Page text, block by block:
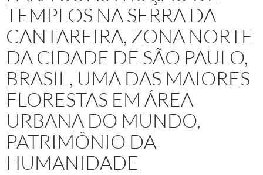
TEMPLOS NA SERRA DA
CANTAREIRA, ZONA NORTE
DA CIDADE DE SÃO PAULO,
BRASIL, UMA DAS MAIORES
FLORESTAS EM ÁREA
URBANA DO MUNDO,
PATRIMÔNIO DA
HUMANIDADE